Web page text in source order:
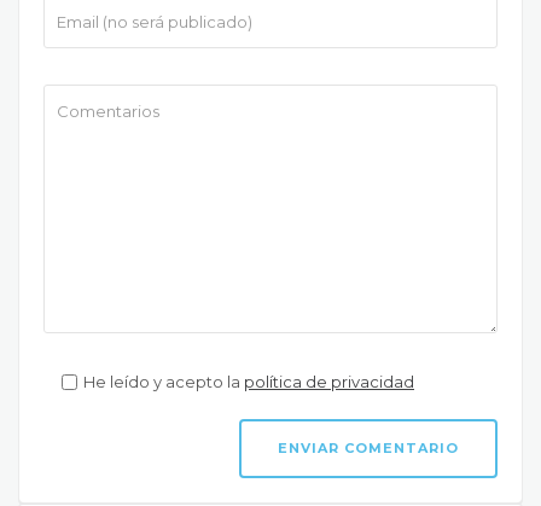
He leído y acepto la política de privacidad